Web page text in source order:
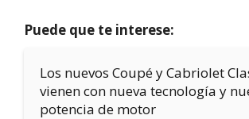
Puede que te interese:
Los nuevos Coupé y Cabriolet
vienen con nueva tecnología y
potencia de motor